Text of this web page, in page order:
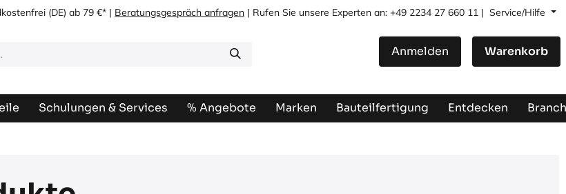
(DE) ab 79 €* | Beratungsgespräch anfragen | Rufen Sie unsere Experten an: +49 2234 27 660 11 | Service/Hilfe
Anmelden Warenkorb
Schulungen & Services % Angebote Marken Bauteilfertigung Entdecken